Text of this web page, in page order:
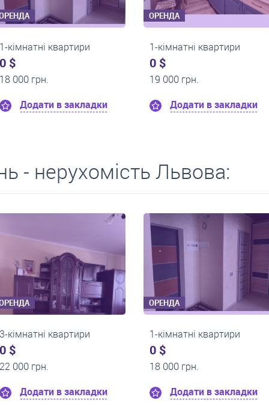
ОРЕНДА
1-кімнатні квартири
14 000 грн.
Додати в закладки
ОРЕНДА
1-кімнатні квартири
14 000 грн.
Додати в
- нерухомість Львова:
ОРЕНДА
2-кімнатні квартири
24 000 грн.
Додати в закладки
ОРЕНДА
1-кімнатні
0 грн.
Додати в